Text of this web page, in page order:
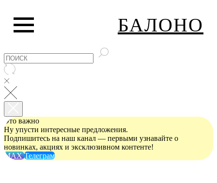
БАЛОНО
Это важно
Ну упусти интересные предложения.
Подпишитесь на наш канал — первыми узнавайте о
новинках, акциях и эксклюзивном контенте!
MAX Телеграм